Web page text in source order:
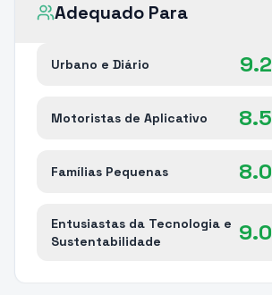
Adequado Para
Urbano e Diário 9.2
Motoristas de Aplicativo 8.5
Famílias Pequenas 8.0
Entusiastas da Tecnologia e
Sustentabilidade
9.0